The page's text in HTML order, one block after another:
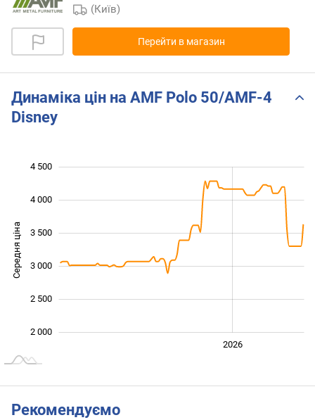
(Київ)
Перейти в магазин
Динаміка цін на AMF Polo 50/AMF-4
Disney
Середня ціна
2 000
2 500
3 000
3 500
4 000
4 500
2026
Рекомендуємо